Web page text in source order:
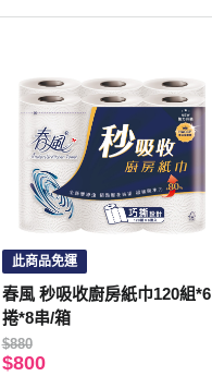
此商品免運
春風 秒吸收廚房紙巾120組*6
捲*8串/箱
$880
$800